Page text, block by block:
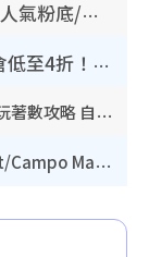
CHANEL美妝限時減價低至3折！人氣粉底/唇膏/精華液低至$275！COCO香水都有平
開倉優惠｜尖沙咀名牌行李箱開倉低至4折！一連5日 American Tourister/ace./Hallmark $200起！
【8月生日優惠2026】全港85大食買玩著數攻略 自助餐/火鍋放題同行免費＋誠品/DONKI送現金券
開倉優惠｜銅鑼灣時代廣場Doughnut/Campo Marzio開倉低至1折！背囊、書包、手袋劈價$200起